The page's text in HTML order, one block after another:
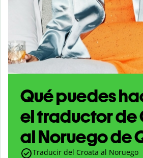
Qué puedes
el traductor de
al Noruego de
Traducir del Croata al Noruego